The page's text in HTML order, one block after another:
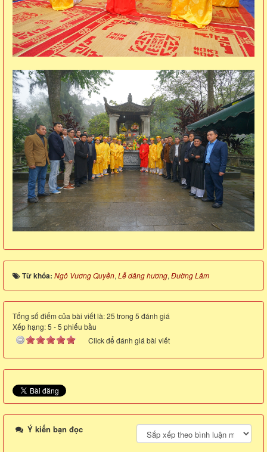
Từ khóa: Ngô Vương Quyền, Lễ dâng hương, Đường Lâm
Tổng số điểm của bài viết là: 25 trong 5 đánh giá
Xếp hạng:5 -5 phiếu bầu
Click để đánh giá bài viết
Ý kiến bạn đọc